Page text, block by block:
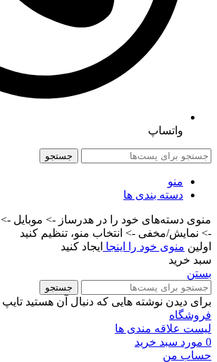
واتساپ
جستجو
منو
دسته بندی ها
منوی دسته‌های خود را در هدرساز -> موبایل -
-> نمایش/مخفی -> انتخاب منو، تنظیم کنید
اولین منوی خود را اینجا ایجاد کنید
سبد خرید
بستن
جستجو
برای دیدن نوشته هایی که دنبال آن هستید تایپ
فروشگاه
لیست علاقه مندی ها
0 مورد سبد خرید
حساب من